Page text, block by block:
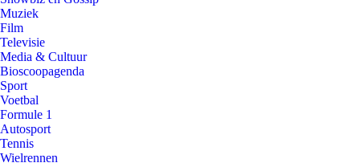
Muziek
Film
Televisie
Media & Cultuur
Bioscoopagenda
Sport
Voetbal
Formule 1
Autosport
Tennis
Wielrennen